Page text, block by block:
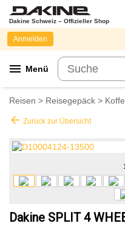
Dakine Schweiz – Offizieller Shop
menu Menü
Anmelden
Reisen > Reisegepäck >
arrow_back Zurück zur Übersicht
Dakine SPLIT 4